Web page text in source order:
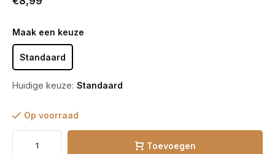
Maak een keuze
Standaard
Huidige keuze: Standaard
Op voorraad
Toevoegen